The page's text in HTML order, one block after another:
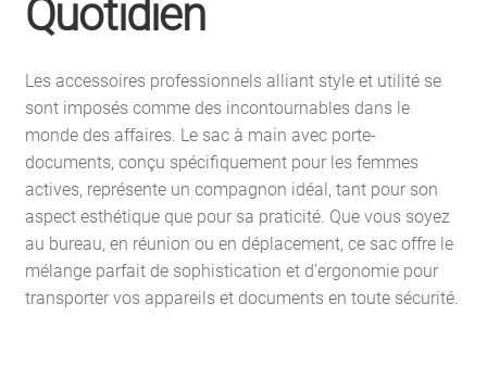
Quotidien
Les accessoires professionnels alliant style et utilité se
sont imposés comme des incontournables dans le
monde des affaires. Le sac à main avec porte-
documents, conçu spécifiquement pour les femmes
actives, représente un compagnon idéal, tant pour son
aspect esthétique que pour sa praticité. Que vous soyez
au bureau, en réunion ou en déplacement, ce sac offre le
mélange parfait de sophistication et d’ergonomie pour
transporter vos appareils et documents en toute sécurité.